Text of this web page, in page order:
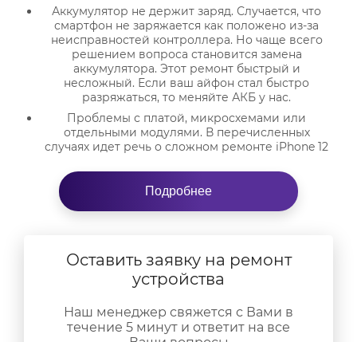
Аккумулятор не держит заряд. Случается, что
смартфон не заряжается как положено из-за
неисправностей контроллера. Но чаще всего
решением вопроса становится замена
аккумулятора. Этот ремонт быстрый и
несложный. Если ваш айфон стал быстро
разряжаться, то меняйте АКБ у нас.
Проблемы с платой, микросхемами или
отдельными модулями. В перечисленных
случаях идет речь о сложном ремонте iPhone 12
но если доверить ремонт профессионалам, то
он не займет много времени, и вы получите
восстановленный и готовый к работе аппарат.
при разговоре, не можете услышать звонок,
музыку или другие звуки, то привозите гаджет к
нам. Нередко все решается обычной чисткой
замены этой детали.
Не работает кнопка Touch ID. Эта неисправность
Подробнее
Оставить заявку на ремонт
устройства
Наш менеджер свяжется с Вами в
течение 5 минут и ответит на все